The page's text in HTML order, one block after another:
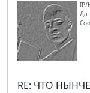
IP/
RE: ЧТО